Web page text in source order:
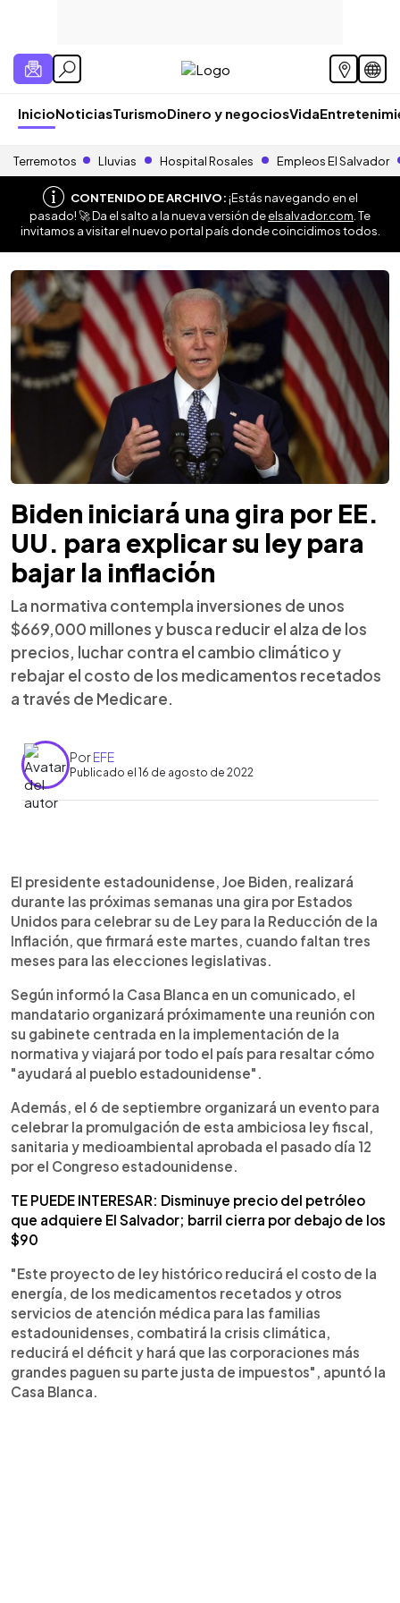
InicioNoticiasTurismoDinero y negociosVida
Terremotos Lluvias Hospital Rosales Empleos El Salvador
CONTENIDO DE ARCHIVO:¡Estás navegando en el
pasado! 🚀 Da el salto a la nueva versión deelsalvador.com . Te
invitamos a visitar el nuevo portal país donde coincidimos todos.
Biden iniciará una gira por EE.
UU. para explicar su ley para
bajar la inflación
La normativa contempla inversiones de unos
$669,000 millones y busca reducir el alza de los
precios, luchar contra el cambio climático y
rebajar el costo de los medicamentos recetados
a través de Medicare.
PorEFE
Publicado el 16 de agosto de 2022
► Escuchar artículo
El presidente estadounidense, Joe Biden, realizará
durante las próximas semanas una gira por Estados
Unidos para celebrar su de Ley para la Reducción de la
Inflación, que firmará este martes, cuando faltan tres
meses para las elecciones legislativas.
Según informó la Casa Blanca en un comunicado, el
mandatario organizará próximamente una reunión con
su gabinete centrada en la implementación de la
normativa y viajará por todo el país para resaltar cómo
"ayudará al pueblo estadounidense".
Además, el 6 de septiembre organizará un evento para
celebrar la promulgación de esta ambiciosa ley fiscal,
sanitaria y medioambiental aprobada el pasado día 12
por el Congreso estadounidense.
TE PUEDE INTERESAR: Disminuye precio del petróleo
que adquiere El Salvador; barril cierra por debajo de los
$90
"Este proyecto de ley histórico reducirá el costo de la
energía, de los medicamentos recetados y otros
servicios de atención médica para las familias
estadounidenses, combatirá la crisis climática,
reducirá el déficit y hará que las corporaciones más
grandes paguen su parte justa de impuestos", apuntó la
Casa Blanca.